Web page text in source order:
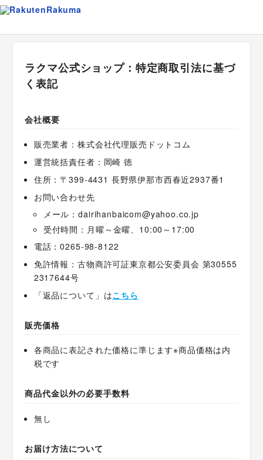
ラクマ公式ショップ：特定商取引法に基づ
く表記
会社概要
販売業者：株式会社代理販売ドットコム
運営統括責任者：岡崎 徳
住所：〒399-4431 長野県伊那市西春近2937番1
お問い合わせ先
メール：dairihanbaicom@yahoo.co.jp
受付時間：月曜～金曜、10:00～17:00
電話：0265-98-8122
免許情報：古物商許可証東京都公安委員会 第30555
2317644号
「返品について」はこちら
販売価格
各商品に表記された価格に準じます※商品価格は内
税です
商品代金以外の必要手数料
無し
お届け方法について